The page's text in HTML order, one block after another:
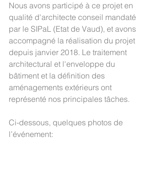
Nous avons participé à ce projet en
qualité d'architecte conseil mandaté
par le SIPaL (Etat de Vaud), et avons
accompagné la réalisation du projet
depuis janvier 2018. Le traitement
architectural et l'enveloppe du
bâtiment et la définition des
aménagements extérieurs ont
représenté nos principales tâches.
Ci-dessous, quelques photos de
l’événement: